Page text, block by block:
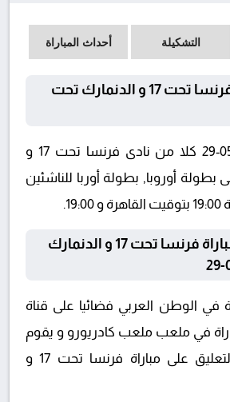
التشكيلة أحداث المباراة
تفاصيل مباراة فرنسا تحت 17 و الدنمارك تحت
يلتقى اليوم 2026-05-29 كلا من نادى فرنسا تحت 17 و
تحت 17 فى بطولة أوروبا, بطولة أوربا للناشئين
معلومات عن مباراة فرنسا تحت 17 و الدنمارك
في الوطن العربي فضائيا على قناة
في ملعب ملعب كادريورو و يقوم
المعلق الرياضى بالتعليق على مباراة فرنسا تحت 17 و